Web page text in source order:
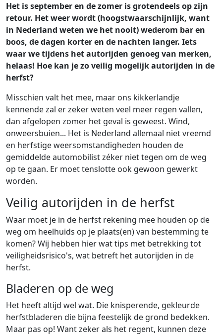
Het is september en de zomer is grotendeels op zijn
retour. Het weer wordt (hoogstwaarschijnlijk, want
in Nederland weten we het nooit) wederom bar en
boos, de dagen korter en de nachten langer. Iets
waar we tijdens het autorijden genoeg van merken,
helaas! Hoe kan je zo veilig mogelijk autorijden in de
herfst?
Misschien valt het mee, maar ons kikkerlandje
kennende zal er zeker weten veel meer regen vallen,
dan afgelopen zomer het geval is geweest. Wind,
onweersbuien... Het is Nederland allemaal niet vreemd
en herfstige weersomstandigheden houden de
gemiddelde automobilist zéker niet tegen om de weg
op te gaan. Er moet tenslotte ook gewoon gewerkt
worden.
Veilig autorijden in de herfst
Waar moet je in de herfst rekening mee houden op de
weg om heelhuids op je plaats(en) van bestemming te
komen? Wij hebben hier wat tips met betrekking tot
veiligheidsrisico's, wat betreft het autorijden in de
herfst.
Bladeren op de weg
Het heeft altijd wel wat. Die knisperende, gekleurde
herfstbladeren die bijna feestelijk de grond bedekken.
Maar pas op! Want zeker als het regent, kunnen deze